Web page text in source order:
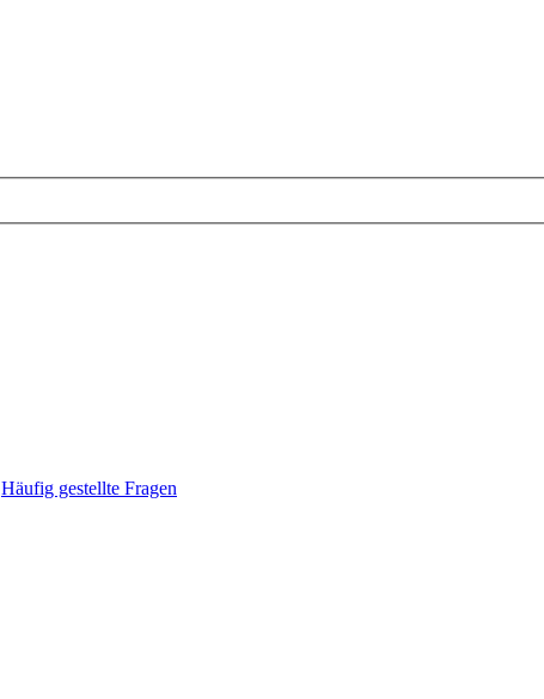
Häufig gestellte Fragen